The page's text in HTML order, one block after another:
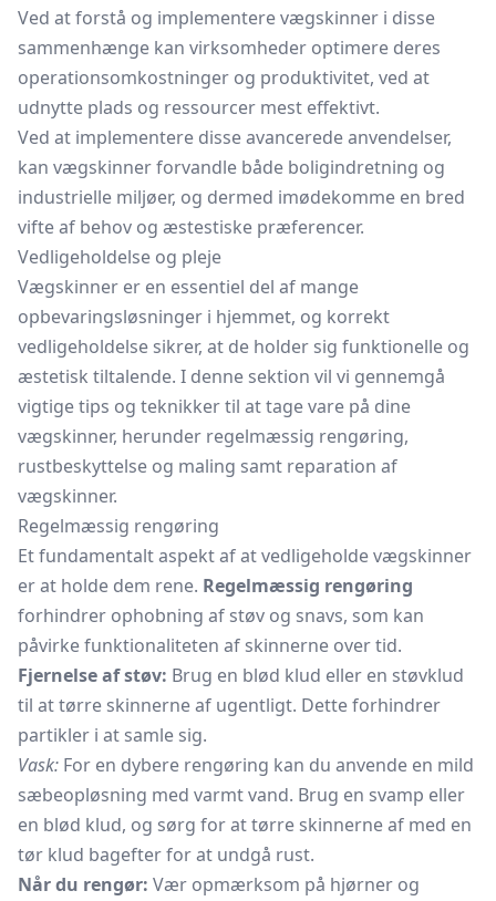
Ved at forstå og implementere vægskinner i disse
sammenhænge kan virksomheder optimere deres
operationsomkostninger og produktivitet, ved at
udnytte plads og ressourcer mest effektivt.
Ved at implementere disse avancerede anvendelser,
kan vægskinner forvandle både boligindretning og
industrielle miljøer, og dermed imødekomme en bred
vifte af behov og æstestiske præferencer.
Vedligeholdelse og pleje
Vægskinner er en essentiel del af mange
opbevaringsløsninger i hjemmet, og korrekt
vedligeholdelse sikrer, at de holder sig funktionelle og
æstetisk tiltalende. I denne sektion vil vi gennemgå
vigtige tips og teknikker til at tage vare på dine
vægskinner, herunder regelmæssig rengøring,
rustbeskyttelse og maling samt reparation af
vægskinner.
Regelmæssig rengøring
Et fundamentalt aspekt af at vedligeholde vægskinner
er at holde dem rene. Regelmæssig rengøring
forhindrer ophobning af støv og snavs, som kan
påvirke funktionaliteten af skinnerne over tid.
Fjernelse af støv: Brug en blød klud eller en støvklud
til at tørre skinnerne af ugentligt. Dette forhindrer
partikler i at samle sig.
Vask: For en dybere rengøring kan du anvende en mild
sæbeopløsning med varmt vand. Brug en svamp eller
en blød klud, og sørg for at tørre skinnerne af med en
tør klud bagefter for at undgå rust.
Når du rengør: Vær opmærksom på hjørner og